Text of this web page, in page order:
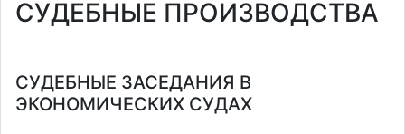
СУДЕБНЫЕ ПРОИЗВОДСТВА
СУДЕБНЫЕ ЗАСЕДАНИЯ В
ЭКОНОМИЧЕСКИХ СУДАХ